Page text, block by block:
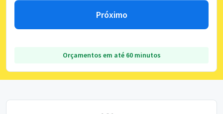
Próximo
Orçamentos em até 60 minutos